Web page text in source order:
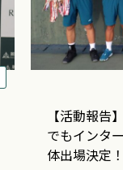
【活動報告
でもインタ
体出場決定！